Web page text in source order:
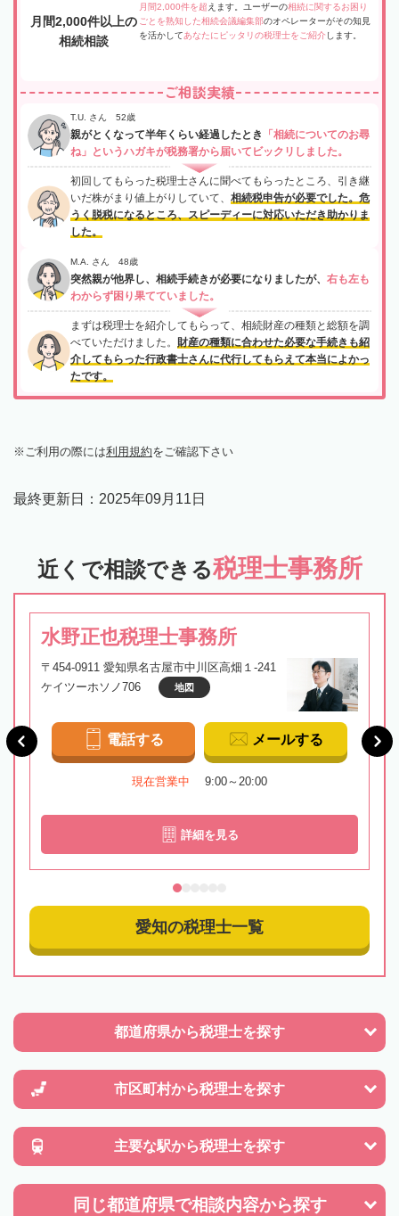
月間2,000件以上の
相続相談
月間2,000件を超 えます。ユーザーの相続に関するお困り
ごとを熟知した相続会議編集部のオペレーターがその知見
を活かしてあなたにピッタリの税理士をご紹介 します。
ご相談実績
T.U. さん 52歳
親がとくなって半年くらい経過したとき
「相続についてのお尋
ね」というハガキが税務署から届いてビックリしました。
初回してもらった税理士さんに聞べてもらったところ、引き継
いだ株がまり値上がりしていて、 相続税申告が必要でした。危
うく脱税になるところ、スピーディーに対応いただき助かりま
した。
M.A. さん 48歳
突然親が他界し、相続手続きが必要になりましたが、 右も左も
わからず困り果てていました。
まずは税理士を紹介してもらって、相続財産の種類と総額を調
べていただけました。 財産の種類に合わせた必要な手続きも紹
介してもらった行政書士さんに代行してもらえて本当によかっ
たです。
ご利用の際には利用規約をご確認下さい
最終更新日： 2025年09月11日
近くで相談できる税理士事務所
水野正也税理士事務所
〒454-0911 愛知県名古屋市中川区高畑１-241
ケイツーホソノ706
地図
電話する メールする
現在営業中 9:00～20:00
詳細を見る
愛知の税理士一覧
都道府県から税理士を探す
市区町村から税理士を探す
主要な駅から税理士を探す
同じ都道府県で相談内容から探す